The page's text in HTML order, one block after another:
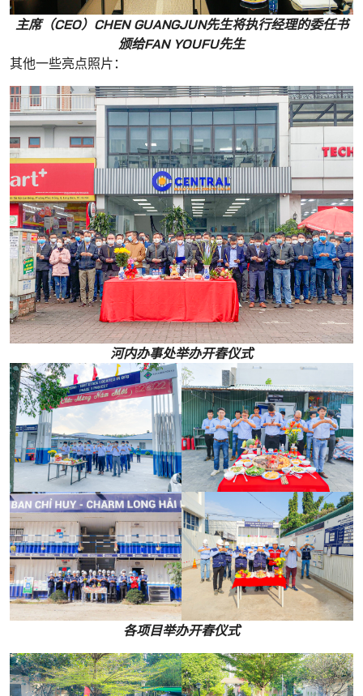
主席（CEO）CHEN GUANGJUN先生将执行经理的委任书
颁给FAN YOUFU先生
其他一些亮点照片：
河内办事处举办开春仪式
各项目举办开春仪式